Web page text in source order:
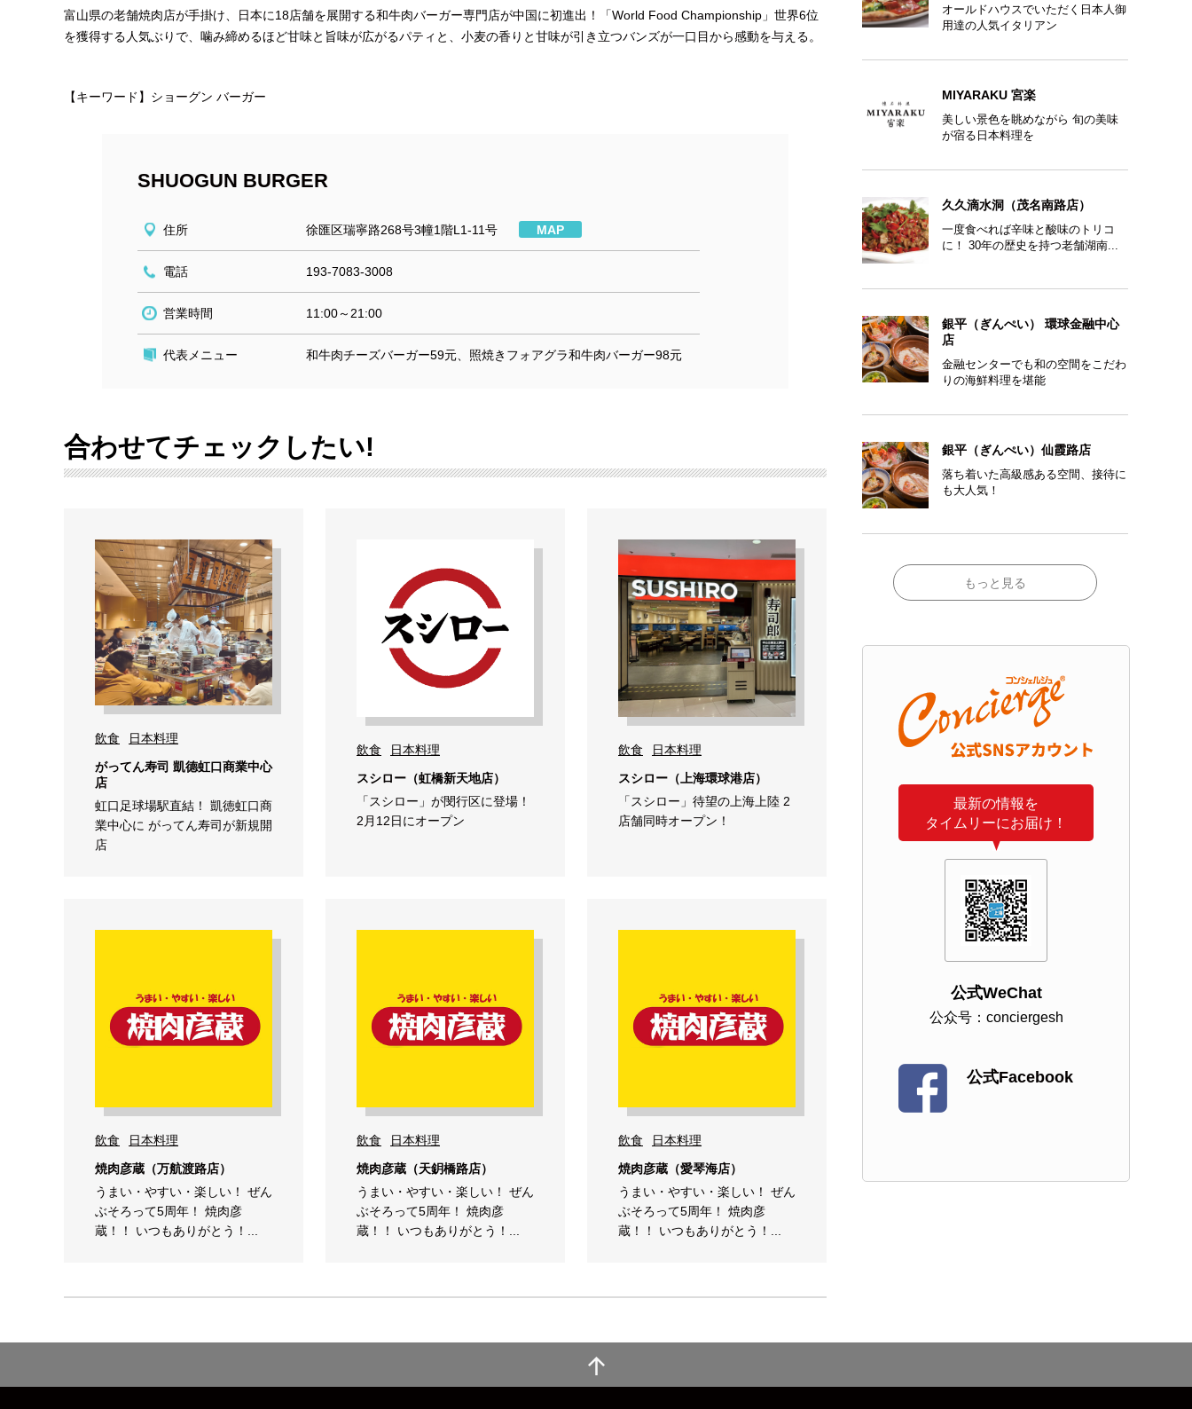
富山県の老舗焼肉店が手掛け、日本に18店舗を展開する和牛肉バーガー専門店が中国に初進出！「World Food Championship」世界6位
を獲得する人気ぶりで、噛み締めるほど甘味と旨味が広がるパティと、小麦の香りと甘味が引き立つバンズが一口目から感動を与える。
【キーワード】ショーグン バーガー
SHUOGUN BURGER
住所 徐匯区瑞寧路268号3幢1階L1-11号 MAP
電話 193-7083-3008
営業時間 11:00～21:00
代表メニュー 和牛肉チーズバーガー59元、照焼きフォアグラ和牛肉バーガー98元
合わせてチェックしたい!
飲食
日本料理
がってん寿司 凱德虹口商業中心
店
虹口足球場駅直結！ 凱徳虹口商
業中心に がってん寿司が新規開
店
飲食
日本料理
スシロー（虹橋新天地店）
「スシロー」が閔行区に登場！
2月12日にオープン
飲食
日本料理
スシロー（上海環球港店）
「スシロー」待望の上海上陸 2
店舗同時オープン！
飲食
日本料理
焼肉彦蔵（万航渡路店）
うまい・やすい・楽しい！ ぜん
ぶそろって5周年！ 焼肉彦
蔵！！ いつもありがとう！...
飲食
日本料理
焼肉彦蔵（天鈅橋路店）
うまい・やすい・楽しい！ ぜん
ぶそろって5周年！ 焼肉彦
蔵！！ いつもありがとう！...
飲食
日本料理
焼肉彦蔵（愛琴海店）
うまい・やすい・楽しい！ ぜん
ぶそろって5周年！ 焼肉彦
蔵！！ いつもありがとう！...
オールドハウスでいただく日本人御
用達の人気イタリアン
MIYARAKU 宮楽
美しい景色を眺めながら 旬の美味
が宿る日本料理を
久久滴水洞（茂名南路店）
一度食べれば辛味と酸味のトリコ
に！ 30年の歴史を持つ老舗湖南...
銀平（ぎんぺい） 環球金融中心
店
金融センターでも和の空間をこだわ
りの海鮮料理を堪能
銀平（ぎんぺい）仙霞路店
落ち着いた高級感ある空間、接待に
も大人気！
もっと見る
最新の情報を
タイムリーにお届け！
公式WeChat
公众号：conciergesh
公式Facebook